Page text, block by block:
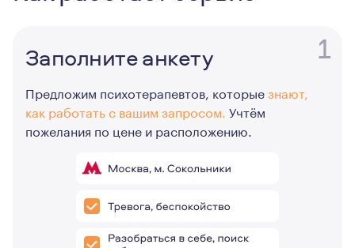
1
Заполните анкету
Предложим психотерапевтов, которыезнают,
как работать с вашим запросом. Учтём
пожелания по цене и расположению.